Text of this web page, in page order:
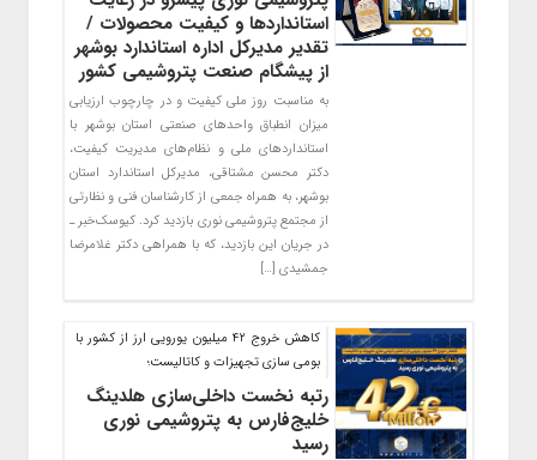
استانداردها و کیفیت محصولات /
تقدیر مدیرکل اداره استاندارد بوشهر
از پیشگام صنعت پتروشیمی کشور
به مناسبت روز ملی کیفیت و در چارچوب ارزیابی
میزان انطباق واحدهای صنعتی استان بوشهر با
استانداردهای ملی و نظام‌های مدیریت کیفیت،
دکتر محسن مشتاقی، مدیرکل استاندارد استان
بوشهر، به همراه جمعی از کارشناسان فنی و نظارتی
از مجتمع پتروشیمی نوری بازدید کرد. کیوسک‌خبر ـ
در جریان این بازدید، که با همراهی دکتر غلامرضا
جمشیدی […]
کاهش خروج ۴۲ میلیون یورویی ارز از کشور با
بومی سازی تجهیزات و کاتالیست؛
رتبه نخست داخلی‌سازی هلدینگ
خلیج‌فارس به پتروشیمی نوری
رسید